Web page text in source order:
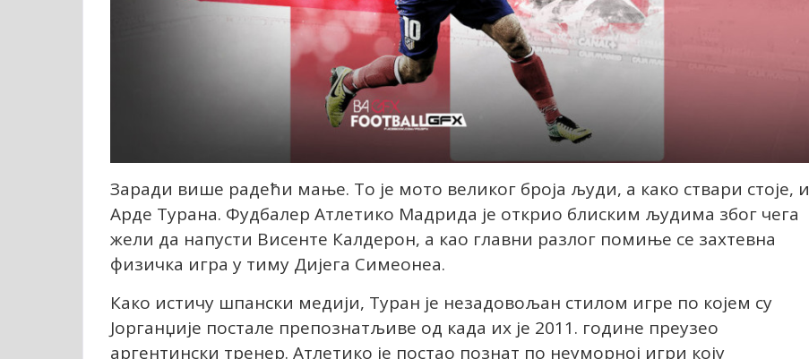
Заради више радећи мање. То је мото великог броја људи, а како ствари стоје, и
Арде Турана. Фудбалер Атлетико Мадрида је открио блиским људима због чега
жели да напусти Висенте Калдерон, а као главни разлог помиње се захтевна
физичка игра у тиму Дијега Симеонеа.
Како истичу шпански медији, Туран је незадовољан стилом игре по којем су
Јорганџије постале препознатљиве од када их је 2011. године преузео
аргентински тренер. Атлетико је постао познат по неуморној игри коју